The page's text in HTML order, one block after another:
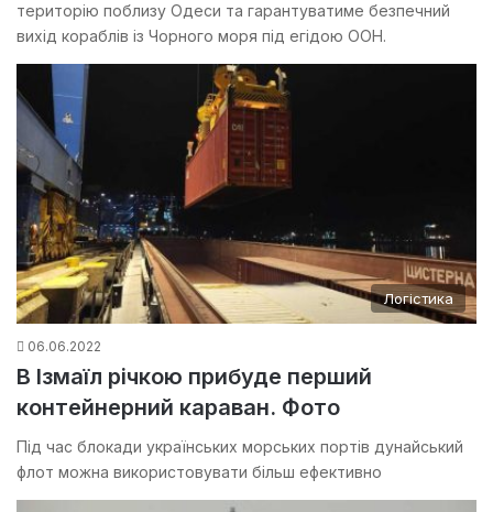
територію поблизу Одеси та гарантуватиме безпечний
вихід кораблів із Чорного моря під егідою ООН.
Логістика
06.06.2022
В Ізмаїл річкою прибуде перший
контейнерний караван. Фото
Під час блокади українських морських портів дунайський
флот можна використовувати більш ефективно